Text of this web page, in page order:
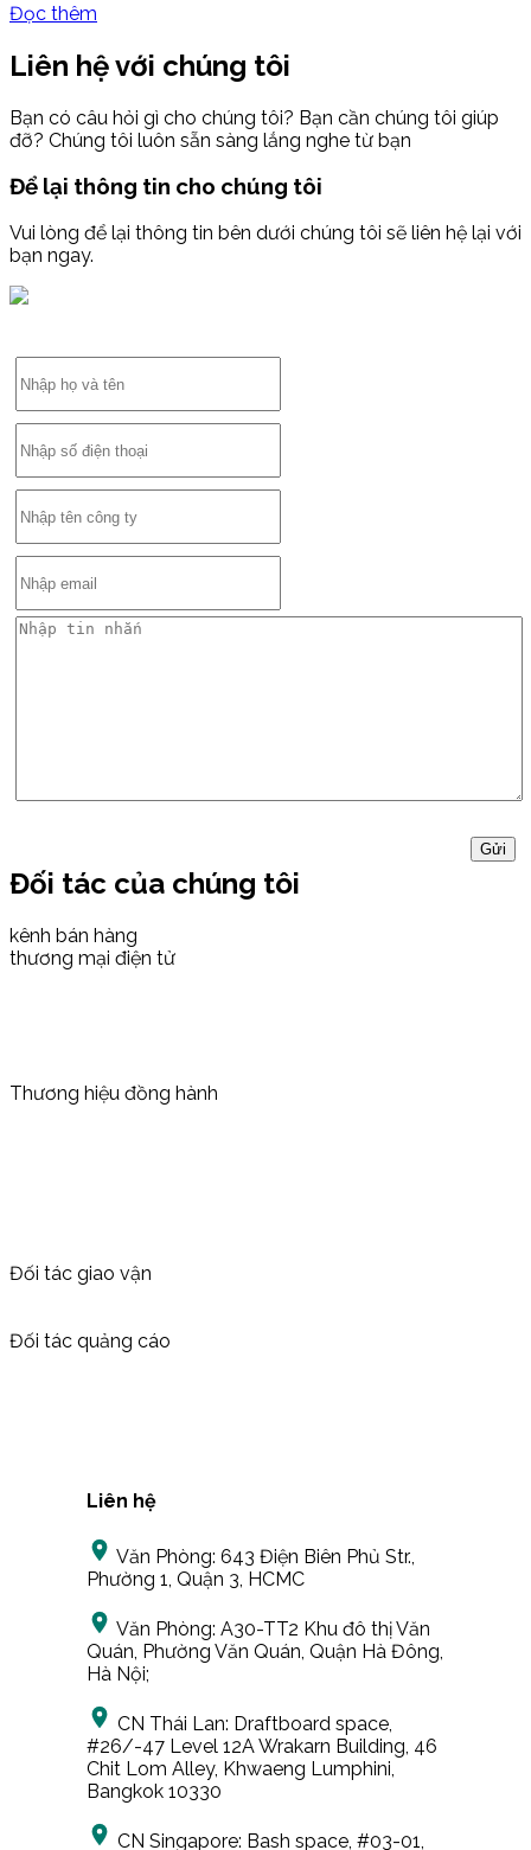
Đọc thêm
Liên hệ với chúng tôi
Bạn có câu hỏi gì cho chúng tôi? Bạn cần chúng tôi giúp
đỡ? Chúng tôi luôn sẵn sàng lắng nghe từ bạn
Để lại thông tin cho chúng tôi
Vui lòng để lại thông tin bên dưới chúng tôi sẽ liên hệ lại với
bạn ngay.
Đối tác của chúng tôi
kênh bán hàng
thương mại điện tử
Thương hiệu đồng hành
Đối tác giao vận
Đối tác quảng cáo
Liên hệ
Văn Phòng: 643 Điện Biên Phủ Str.,
Phường 1, Quận 3, HCMC
Văn Phòng: A30-TT2 Khu đô thị Văn
Quán, Phường Văn Quán, Quận Hà Đông,
Hà Nội;
CN Thái Lan: Draftboard space,
#26/-47 Level 12A Wrakarn Building, 46
Chit Lom Alley, Khwaeng Lumphini,
Bangkok 10330
CN Singapore: Bash space, #03-01,